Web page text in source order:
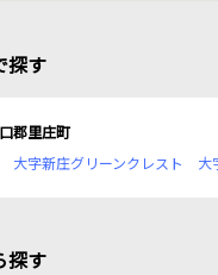
探す
郡里庄町
大字新庄グリーンクレスト 大
探す